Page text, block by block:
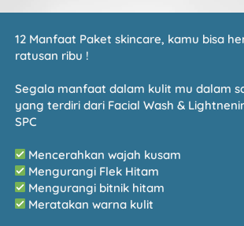
12 Manfaat Paket skincare, kamu bisa
ratusan ribu !
Segala manfaat dalam kulit mu dalam
yang terdiri dari Facial Wash &
SPC
Mencerahkan wajah kusam
Mengurangi Flek Hitam
Mengurangi bitnik hitam
Meratakan warna kulit